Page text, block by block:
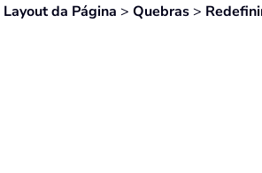
Layout da Página > Quebras >